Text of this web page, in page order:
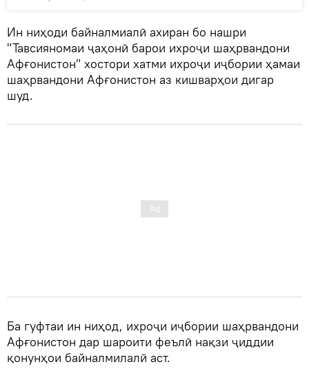
Ин ниҳоди байналмиалӣ ахиран бо нашри
"Тавсияномаи ҷаҳонӣ барои ихроҷи шаҳрвандони
Афғонистон" хостори хатми ихроҷи иҷбории ҳамаи
шаҳрвандони Афғонистон аз кишварҳои дигар
шуд.
Ба гуфтаи ин ниҳод, ихроҷи иҷбории шаҳрвандони
Афғонистон дар шароити феълӣ нақзи ҷиддии
қонунҳои байналмилалӣ аст.